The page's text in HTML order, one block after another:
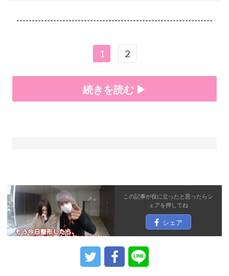
----------------------------------------------------------------
1 2
続きを読む ▶
この記事が役に立ったと思ったら シ
ェアを押してね
シェア